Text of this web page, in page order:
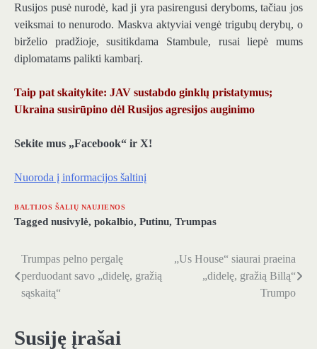
Rusijos pusė nurodė, kad ji yra pasirengusi deryboms, tačiau jos
veiksmai to nenurodo. Maskva aktyviai vengė trigubų derybų, o
birželio pradžioje, susitikdama Stambule, rusai liepė mums
diplomatams palikti kambarį.
Taip pat skaitykite: JAV sustabdo ginklų pristatymus;
Ukraina susirūpino dėl Rusijos agresijos auginimo
Sekite mus „Facebook“ ir X!
Nuoroda į informacijos šaltinį
BALTIJOS ŠALIŲ NAUJIENOS
Tagged nusivylė, pokalbio, Putinu, Trumpas
Navigacija
tarp
Trumpas pelno pergalę
perduodant savo „didelę, gražią
sąskaitą“
„Us House“ siaurai praeina
„didelę, gražią Billą“
Trumpo
Susiję įrašai